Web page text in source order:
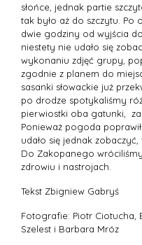
słońce, jednak partie
tak było aż do szczytu. Po
dwie godziny od wyjścia
niestety nie udało się
wykonaniu zdjęć grupy,
zgodnie z planem do
sasanki słowackie już
po drodze spotykaliśmy
pierwiostki oba gatunki,
Ponieważ pogoda
udało się jednak zobaczyć,
Do Zakopanego
zdrowiu i nastrojach.
Tekst Zbigniew Gabryś
Fotografie: Piotr Ciotucha,
Szelest i Barbara Mróz